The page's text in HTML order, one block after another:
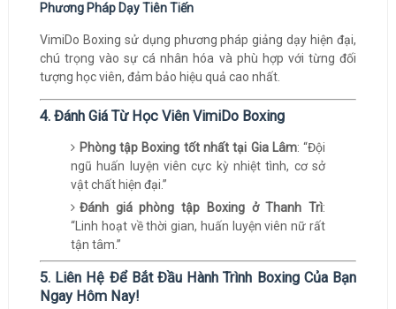
Phương Pháp Dạy Tiên Tiến
VimiDo Boxing sử dụng phương pháp giảng dạy hiện đại,
chú trọng vào sự cá nhân hóa và phù hợp với từng đối
tượng học viên, đảm bảo hiệu quả cao nhất.
4. Đánh Giá Từ Học Viên VimiDo Boxing
Phòng tập Boxing tốt nhất tại Gia Lâm: “Đội
ngũ huấn luyện viên cực kỳ nhiệt tình, cơ sở
vật chất hiện đại.”
Đánh giá phòng tập Boxing ở Thanh Trì:
“Linh hoạt về thời gian, huấn luyện viên nữ rất
tận tâm.”
5. Liên Hệ Để Bắt Đầu Hành Trình Boxing Của Bạn
Ngay Hôm Nay!